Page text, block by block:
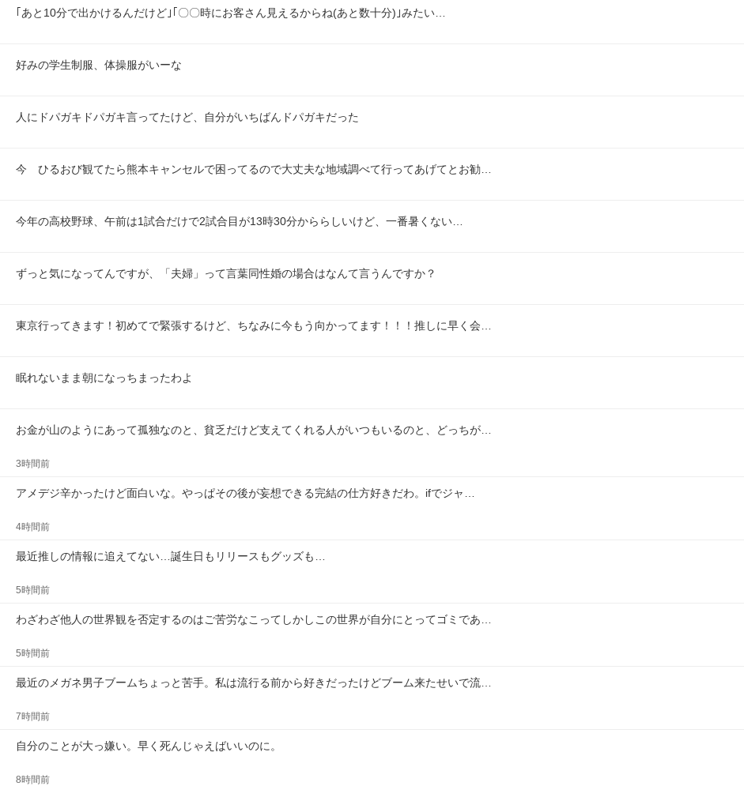
｢あと10分で出かけるんだけど｣｢〇〇時にお客さん見えるからね(あと数十分)｣みたい…
好みの学生制服、体操服がいーな
人にドパガキドパガキ言ってたけど、自分がいちばんドパガキだった
今　ひるおび観てたら熊本キャンセルで困ってるので大丈夫な地域調べて行ってあげてとお勧…
今年の高校野球、午前は1試合だけで2試合目が13時30分かららしいけど、一番暑くない…
ずっと気になってんですが、「夫婦」って言葉同性婚の場合はなんて言うんですか？
東京行ってきます！初めてで緊張するけど、ちなみに今もう向かってます！！！推しに早く会…
眠れないまま朝になっちまったわよ
お金が山のようにあって孤独なのと、貧乏だけど支えてくれる人がいつもいるのと、どっちが…
3時間前
アメデジ辛かったけど面白いな。やっぱその後が妄想できる完結の仕方好きだわ。ifでジャ…
4時間前
最近推しの情報に追えてない…誕生日もリリースもグッズも…
5時間前
わざわざ他人の世界観を否定するのはご苦労なこってしかしこの世界が自分にとってゴミであ…
5時間前
最近のメガネ男子ブームちょっと苦手。私は流行る前から好きだったけどブーム来たせいで流…
7時間前
自分のことが大っ嫌い。早く死んじゃえばいいのに。
8時間前